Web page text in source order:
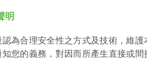
明
為合理安全性之方式及技術，維
您的義務，對因而所產生直接或